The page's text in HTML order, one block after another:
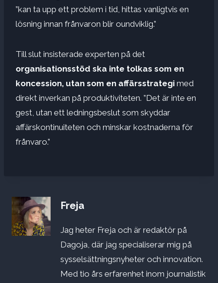
”kan ta upp ett problem i tid, hittas vanligtvis en
lösning innan frånvaron blir oundviklig.”
Till slut insisterade experten på det
organisationsstöd ska inte tolkas som en
koncession, utan som en affärsstrategi med
direkt inverkan på produktiviteten. ”Det är inte en
gest, utan ett ledningsbeslut som skyddar
affärskontinuiteten och minskar kostnaderna för
frånvaro.”
Freja
Jag heter Freja och är redaktör på
Dagoja, där jag specialiserar mig på
sysselsättningsnyheter och innovation.
Med tio års erfarenhet inom journalistik